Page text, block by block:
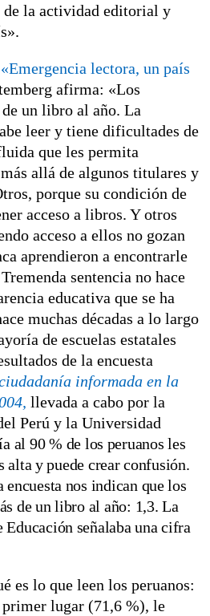
la actividad editorial y
«Emergencia lectora, un país
afirma: «Los
un libro al año. La
leer y tiene dificultades de
que les permita
allá de algunos titulares y
porque su condición de
acceso a libros. Y otros
acceso a ellos no gozan
aprendieron a encontrarle
sentencia no hace
educativa que se ha
muchas décadas a lo largo
de escuelas estatales
de la encuesta
informada en la
llevada a cabo por la
Perú y la Universidad
al 90 % de los peruanos les
alta y puede crear confusión.
nos indican que los
de un libro al año: 1,3. La
señalaba una cifra
es lo que leen los peruanos:
lugar (71,6 %), le